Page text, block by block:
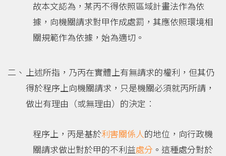
故本文認為，某丙不得依照區域計畫法作為依
據，向機關請求對甲作成處罰，其應依照環境相
關規範作為依據，始為適切。
上述所指，乃丙在實體上有無請求的權利，但其仍
得於程序上向機關請求，只是機關必須就丙所請，
做出有理由（或無理由）的決定︰
程序上，丙是基於利害關係人的地位，向行政機
關請求做出對於甲的不利益處分 。這種處分對於